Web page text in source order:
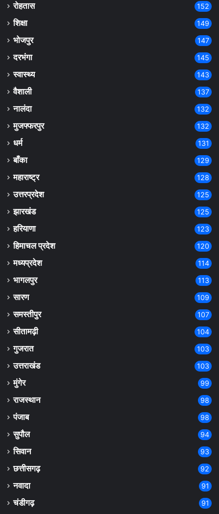
रोहतास 152
शिक्षा 149
भोजपुर 147
दरभंगा 145
स्वास्थ्य 143
वैशाली 137
नालंदा 132
मुजफ्फरपुर 132
धर्म 131
बाँका 129
महाराष्ट्र 128
उत्तरप्रदेश 125
झारखंड 125
हरियाणा 123
हिमाचल प्रदेश 120
मध्यप्रदेश 114
भागलपुर 113
सारण 109
समस्तीपुर 107
सीतामढ़ी 104
गुजरात 103
उत्तराखंड 103
मुंगेर 99
राजस्थान 98
पंजाब 98
सुपौल 94
सिवान 93
छत्तीसगढ़ 92
नवादा 91
चंडीगढ़ 91